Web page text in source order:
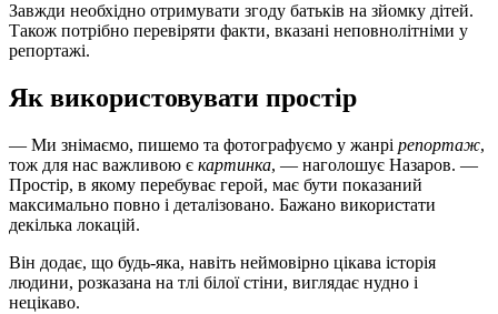
Завжди необхідно отримувати згоду батьків на зйомку дітей.
Також потрібно перевіряти факти, вказані неповнолітніми у
репортажі.
Як використовувати простір
— Ми знімаємо, пишемо та фотографуємо у жанрі репортаж,
тож для нас важливою є картинка, — наголошує Назаров. —
Простір, в якому перебуває герой, має бути показаний
максимально повно і деталізовано. Бажано використати
декілька локацій.
Він додає, що будь-яка, навіть неймовірно цікава історія
людини, розказана на тлі білої стіни, виглядає нудно і
нецікаво.